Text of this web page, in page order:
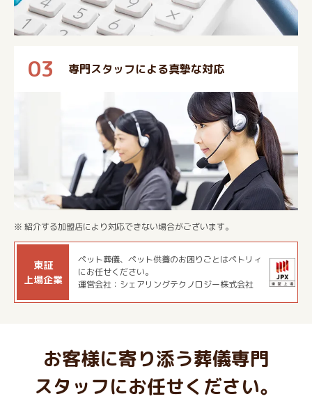
03 専門スタッフによる真摯な対応
※ 紹介する加盟店により対応できない場合がございます。
東証
上場企業
ペット葬儀、ペット供養のお困りごとはペトリィ
にお任せください。
運営会社：シェアリングテクノロジー株式会社
お客様に寄り添う葬儀専門
スタッフにお任せください。